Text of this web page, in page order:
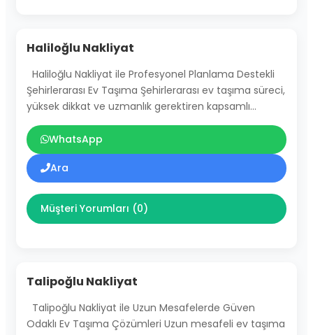
Haliloğlu Nakliyat
Haliloğlu Nakliyat ile Profesyonel Planlama Destekli
Şehirlerarası Ev Taşıma Şehirlerarası ev taşıma süreci,
yüksek dikkat ve uzmanlık gerektiren kapsamlı…
WhatsApp
Ara
Müşteri Yorumları (0)
Talipoğlu Nakliyat
Talipoğlu Nakliyat ile Uzun Mesafelerde Güven
Odaklı Ev Taşıma Çözümleri Uzun mesafeli ev taşıma